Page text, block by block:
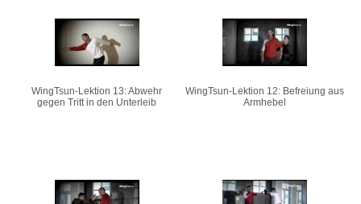
WingTsun-Lektion 13: Abwehr
gegen Tritt in den Unterleib
WingTsun-Lektion 12: Befreiung aus
Armhebel